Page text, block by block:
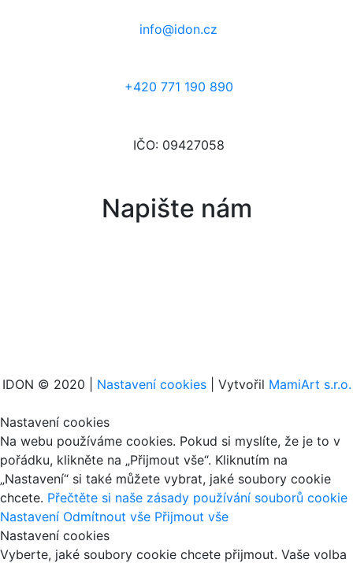
info@idon.cz
+420 771 190 890
IČO: 09427058
Napište nám
IDON © 2020 | Nastavení cookies| Vytvořil MamiArt s.r.o.
Nastavení cookies
Na webu používáme cookies. Pokud si myslíte, že je to v
pořádku, klikněte na „Přijmout vše“. Kliknutím na
„Nastavení“ si také můžete vybrat, jaké soubory cookie
chcete. Přečtěte si naše zásady používání souborů cookie
Nastavení Odmítnout vše Přijmout vše
Nastavení cookies
Vyberte, jaké soubory cookie chcete přijmout. Vaše volba